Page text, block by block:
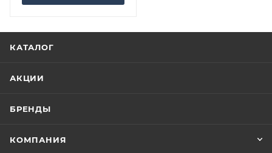
КАТАЛОГ
АКЦИИ
БРЕНДЫ
КОМПАНИЯ